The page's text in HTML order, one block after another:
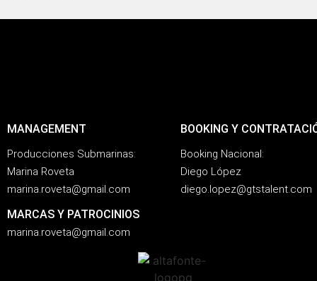
MANAGEMENT
Producciones Submarinas:
Marina Roveta
marina.roveta@gmail.com
MARCAS Y PATROCINIOS
marina.roveta@gmail.com
BOOKING Y
Booking Nacional:
Diego López
diego.lopez@gtstalent.com